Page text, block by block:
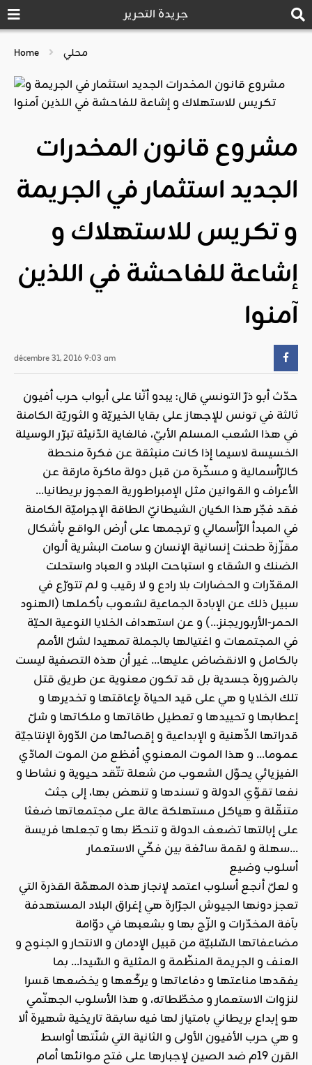
جريدة التحرير
Home محلي
مشروع قانون المخدرات
الجديد استثمار في الجريمة
و تكريس للاستهلاك و
إشاعة للفاحشة في اللذين
آمنوا
décembre 31, 2016 9:03 am
حدّث أبو ذرّ التونسي قال: يبدو أنّنا على أبواب حرب أفيون
ثالثة في تونس للإجهاز على بقايا الخيريّة و الثوريّة الكامنة
في هذا الشعب المسلم الأبيّ، فالغاية الدّنيئة تبرّر الوسيلة
الخسيسة لاسيما إذا كانت منبثقة عن فكرة منحطة
كالرّأسمالية و مسخّرة من قبل دولة ماكرة مارقة عن
الأعراف و القوانين مثل الإمبراطورية العجوز بريطانيا…
فقد فجّر هذا الكيان الشيطانيّ الطاقة الإجراميّة الكامنة
في المبدأ الرّأسمالي و ترجمها على أرض الواقع بأشكال
مقزّزة طحنت إنسانية الإنسان و سامت البشرية ألوان
الضنك و الشقاء و استباحت البلاد و العباد واستحلت
المقدّرات و الحضارات بلا رادع و لا رقيب و لم تتورّع في
سبيل ذلك عن الإبادة الجماعية لشعوب بأكملها (الهنود
الحمر-الأربوريجنز…) و عن استهداف الخلايا النوعية الحيّة
في المجتمعات و اغتيالها بالجملة تمهيدا لشلّ الأمم
بالكامل و الانقضاض عليها… غير أن هذه التصفية ليست
بالضرورة جسدية بل قد تكون معنوية عن طريق قتل
تلك الخلايا و هي على قيد الحياة بإعاقتها و تخديرها و
إعطابها و تحييدها و تعطيل طاقاتها و ملكاتها و شلّ
قدراتها الذّهنية و الإبداعية و إقصائها من الدّورة الإنتاجيّة
عموما… و هذا الموت المعنوي أفظع من الموت المادّي
الفيزيائي يحوّل الشعوب من شعلة تتّقد حيوية و نشاطا و
نفعا تقوّي الدولة و تسندها و تنهض بها، إلى جثث
متنقّلة و هياكل مستهلكة عالة على مجتمعاتها ضغثا
على إبالتها تضعف الدولة و تنحطّ بها و تجعلها فريسة
سهلة و لقمة سائغة بين فكّي الاستعمار…
أسلوب وضيع
و لعلّ أنجع أسلوب اعتمد لإنجاز هذه المهمّة القذرة التي
تعجز دونها الجيوش الجرّارة هي إغراق البلاد المستهدفة
بآفة المخدّرات و الزّج بها و بشعبها في دوّامة
مضاعفاتها السّلبيّة من قبيل الإدمان و الانتحار و الجنوح و
العنف و الجريمة المنظّمة و المثلية و السّيدا… بما
يفقدها مناعتها و دفاعاتها و يركّعها و يخضعها قسرا
لنزوات الاستعمار و مخطّطاته، و هذا الأسلوب الجهنّمي
هو إبداع بريطاني بامتياز لها فيه سابقة تاريخية شهيرة ألا
و هي حرب الأفيون الأولى و الثانية التي شنّتها أواسط
القرن 19م ضد الصين لإجبارها على فتح موانئها أمام